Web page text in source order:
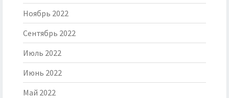
Ноябрь 2022
Сентябрь 2022
Июль 2022
Июнь 2022
Май 2022